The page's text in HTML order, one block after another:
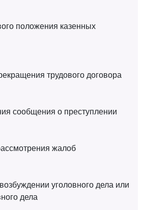
положения казенных
трудового договора
сообщения о преступлении
жалоб
уголовного дела или
дела